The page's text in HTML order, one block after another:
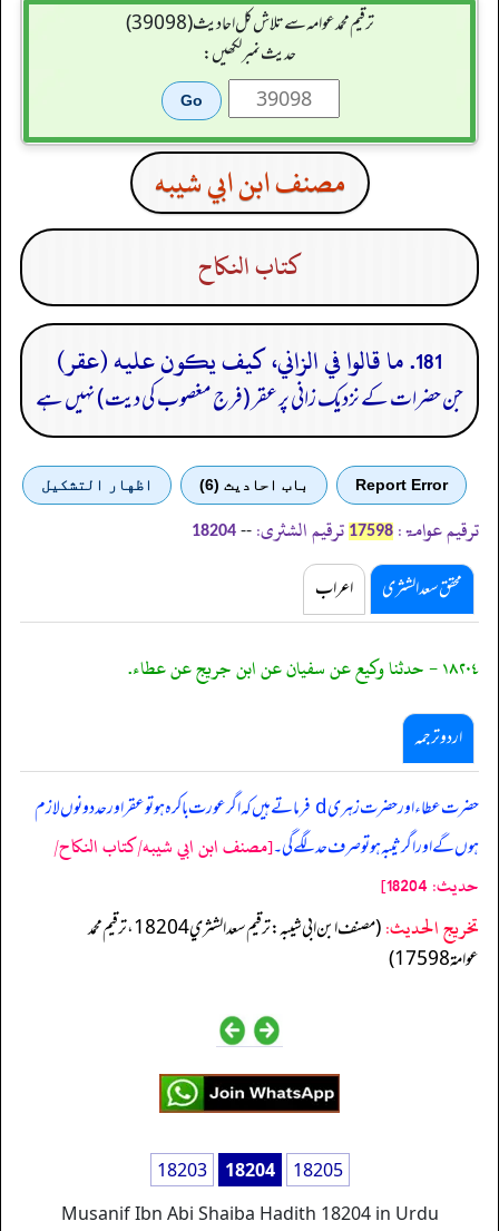
ترقیم محمدعوامہ سے تلاش کل احادیث (39098)
حدیث نمبر لکھیں:
مصنف ابن ابي شيبه
كتاب النكاح
181. ما قالوا في الزاني، كيف يكون عليه (عقر)
جن حضرات کے نزدیک زانی پر عقر (فرج مغصوب کی دیت) نہیں ہے
Report Error باب احادیث (6) اظهار التشكيل
ترقیم عوامۃ: 17598 ترقیم الشثری: --
18204
محقق سعد الشثری اعراب
١٨٢٠٤ - حدثنا وكيع عن سفيان عن ابن جريج عن عطاء.
اردو ترجمہ
حضرت عطاء اور حضرت زہری d فرماتے ہیں کہ اگر عورت باکرہ ہو تو عقر اور حد دونوں لازم
ہوں گے اور اگر ثیبہ ہو تو صرف حد لگے گی۔[مصنف ابن ابي شيبه/كتاب النكاح/
حدیث: 18204]
تخریج الحدیث:
(مصنف ابن ابي شيبه: ترقيم سعد الشثري 18204، ترقيم محمد
عوامة 17598)
18203 18204
18205
Musanif Ibn Abi Shaiba Hadith 18204 in Urdu